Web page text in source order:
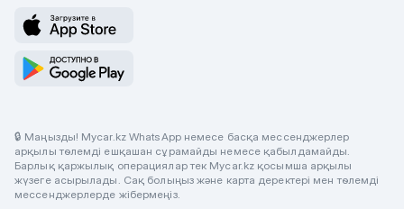
🔒 Маңызды! Mycar.kz WhatsApp немесе басқа мессенджерлер
арқылы төлемді ешқашан сұрамайды немесе қабылдамайды.
Барлық қаржылық операциялар тек Mycar.kz қосымша арқылы
жүзеге асырылады. Сақ болыңыз және карта деректері мен төлемді
мессенджерлерде жібермеңіз.